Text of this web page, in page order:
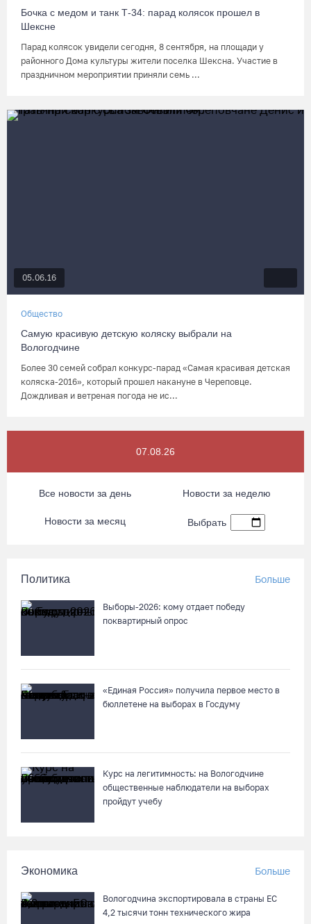
Бочка с медом и танк Т-34: парад колясок прошел в
Шексне
Парад колясок увидели сегодня, 8 сентября, на площади у
районного Дома культуры жители поселка Шексна. Участие в
праздничном мероприятии приняли семь ...
05.06.16
Общество
Самую красивую детскую коляску выбрали на
Вологодчине
Более 30 семей собрал конкурс-парад «Самая красивая детская
коляска-2016», который прошел накануне в Череповце.
Дождливая и ветреная погода не ис...
07.08.26
Все новости за день Новости за неделю
Новости за месяц Выбрать
Политика Больше
Выборы-2026: кому отдает победу
поквартирный опрос
«Единая Россия» получила первое место в
бюллетене на выборах в Госдуму
Курс на легитимность: на Вологодчине
общественные наблюдатели на выборах
пройдут учебу
Экономика Больше
Вологодчина экспортировала в страны ЕС
4,2 тысячи тонн технического жира